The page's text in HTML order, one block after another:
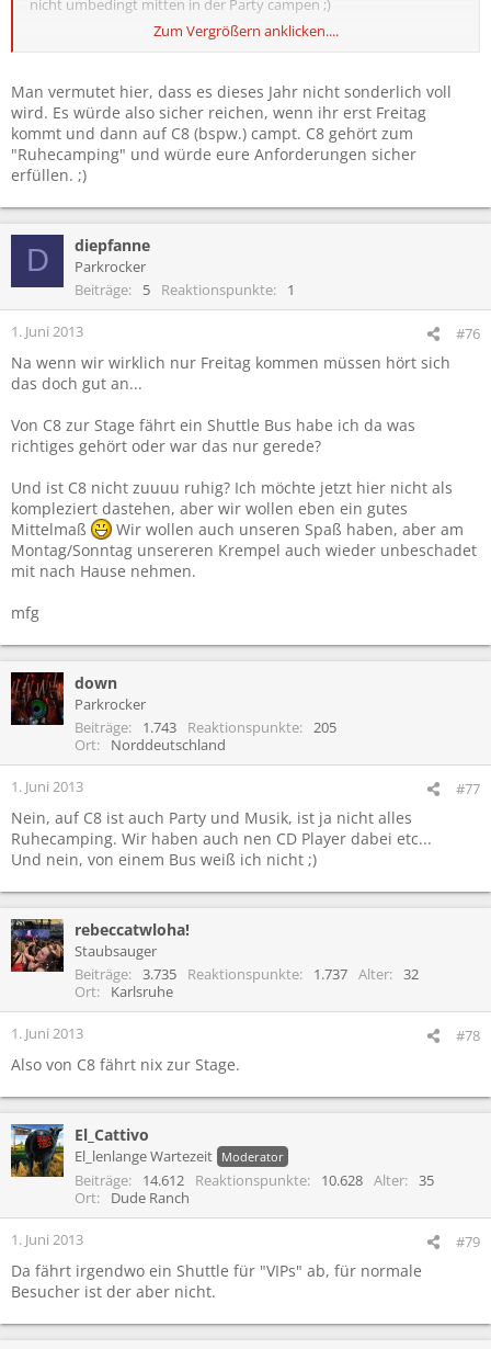
nicht umbedingt mitten in der Party campen ;)
Ich habe da so an C5 oder C8 gedacht, bin ich denn da richtig?
Und können wir unsere Zelte am Donenrstag schon aufstellen,
wieder heimfahren (Freitag nochmal Abschlußprüfung yuhu...),
und dann am Freitag wieder kommen oder macht das
irgendwelche Probleme? oder ist erst garnicht zu empfehlen?
Zelte wollen wir mit 4 kleinen (ja bringen wohl nix wenn jmd
mfg
Zum Vergrößern anklicken....
Man vermutet hier, dass es dieses Jahr nicht sonderlich voll
wird. Es würde also sicher reichen, wenn ihr erst Freitag
kommt und dann auf C8 (bspw.) campt. C8 gehört zum
"Ruhecamping" und würde eure Anforderungen sicher
erfüllen. ;)
D diepfanne
Parkrocker
Beiträge
5 Reaktionspunkte 1
1. Juni 2013 #76
Na wenn wir wirklich nur Freitag kommen müssen hört sich
das doch gut an...
Von C8 zur Stage fährt ein Shuttle Bus habe ich da was
richtiges gehört oder war das nur gerede?
Und ist C8 nicht zuuuu ruhig? Ich möchte jetzt hier nicht als
kompleziert dastehen, aber wir wollen eben ein gutes
Mittelmaß
Wir wollen auch unseren Spaß haben, aber am
Montag/Sonntag unsereren Krempel auch wieder unbeschadet
mit nach Hause nehmen.
mfg
down
Parkrocker
Beiträge
1.743 Reaktionspunkte
205
Ort
Norddeutschland
1. Juni 2013 #77
Nein, auf C8 ist auch Party und Musik, ist ja nicht alles
Ruhecamping. Wir haben auch nen CD Player dabei etc...
Und nein, von einem Bus weiß ich nicht ;)
rebeccatwloha!
Staubsauger
Beiträge
3.735 Reaktionspunkte 1.737 Alter
32
Ort
Karlsruhe
1. Juni 2013 #78
Also von C8 fährt nix zur Stage.
El_Cattivo
El_lenlange Wartezeit Moderator
Beiträge 14.612 Reaktionspunkte 10.628 Alter
35
Ort
Dude Ranch
1. Juni 2013 #79
Da fährt irgendwo ein Shuttle für "VIPs" ab, für normale
Besucher ist der aber nicht.